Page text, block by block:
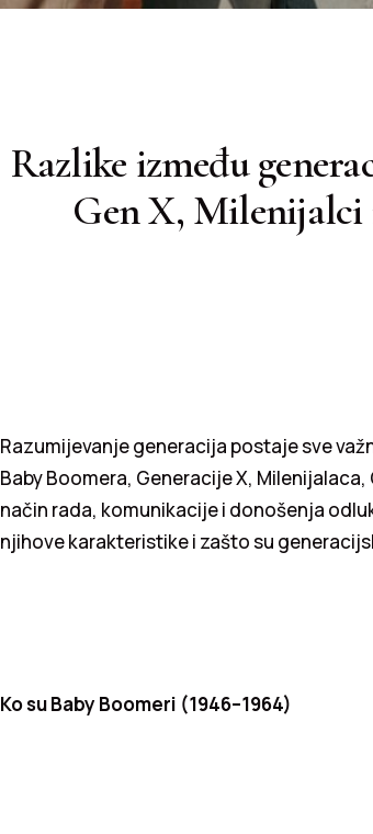
Razlike između
Gen X, Milenijalci
Razumijevanje generacija postaje sve
Baby Boomera, Generacije X,
način rada, komunikacije i donošenja
njihove karakteristike i zašto su
Ko su Baby Boomeri (1946–1964)